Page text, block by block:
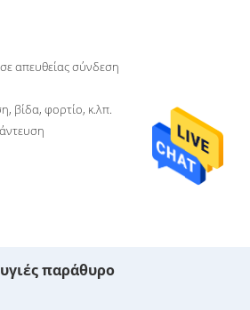
απευθείας σύνδεση
βίδα, φορτίο, κ.λπ.
παράθυρο